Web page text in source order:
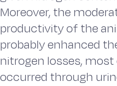
Moreover, the
productivity of the
probably enhanced
nitrogen losses,
occurred through